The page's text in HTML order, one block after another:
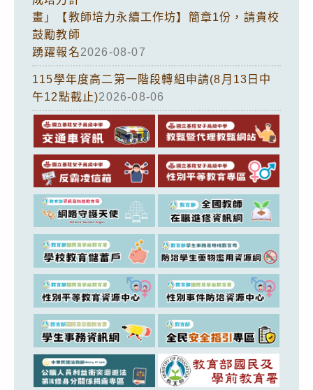
畫」【教師培力永續工作坊】簡章1份，請貴校
鼓勵教師
踴躍報名2026-08-07
115學年度高二第一階段轉組申請(8月13日中
午12點截止)2026-08-06